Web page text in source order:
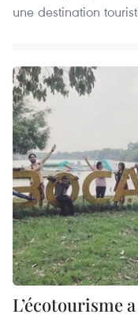
une destination
L’écotourisme